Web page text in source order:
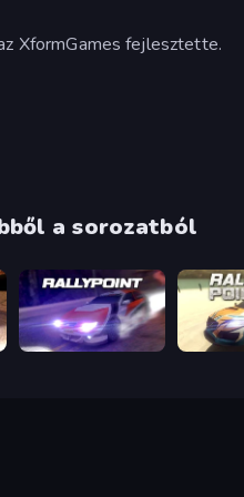
XformGames fejlesztette.
a sorozatból
Rally Point Rally